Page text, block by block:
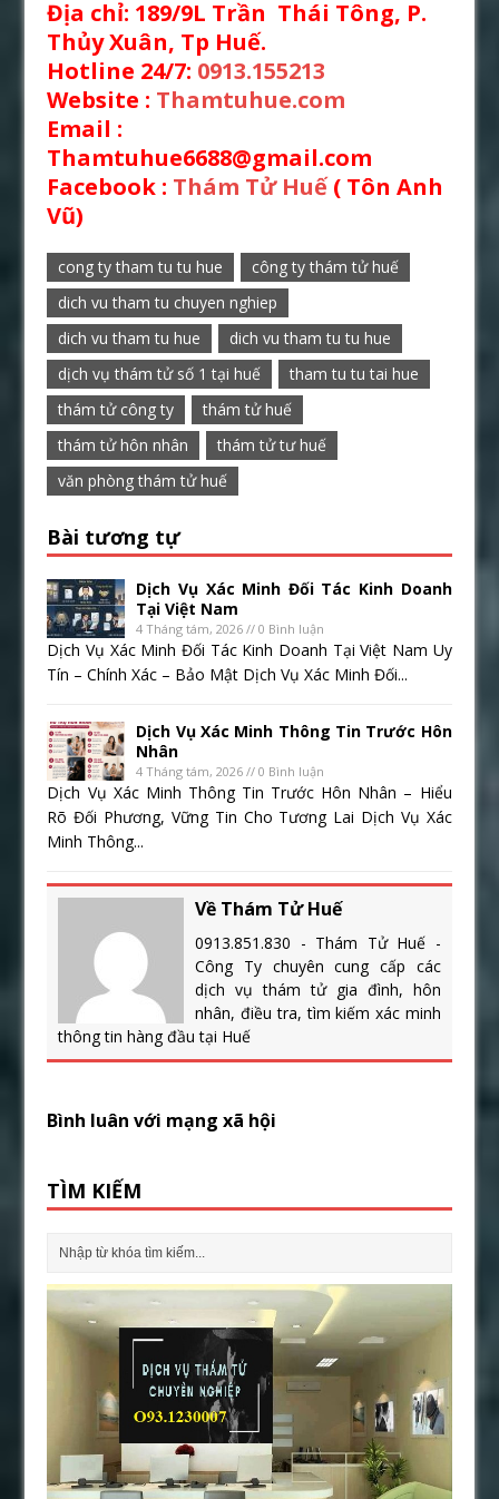
Địa chỉ: 189/9L Trần Thái Tông, P.
Thủy Xuân, Tp Huế.
Hotline 24/7: 0913.155213
Website : Thamtuhue.com
Email :
Thamtuhue6688@gmail.com
Facebook : Thám Tử Huế( Tôn Anh
Vũ)
cong ty tham tu tu hue
công ty thám tử huế
dich vu tham tu chuyen nghiep
dich vu tham tu hue
dich vu tham tu tu hue
dịch vụ thám tử số 1 tại huế
tham tu tu tai hue
thám tử công ty
thám tử huế
thám tử hôn nhân
thám tử tư huế
văn phòng thám tử huế
Bài tương tự
Dịch Vụ Xác Minh Đối Tác Kinh Doanh
Tại Việt Nam
4 Tháng tám, 2026 // 0 Bình luận
Dịch Vụ Xác Minh Đối Tác Kinh Doanh Tại Việt Nam Uy
Tín – Chính Xác – Bảo Mật Dịch Vụ Xác Minh Đối...
Dịch Vụ Xác Minh Thông Tin Trước Hôn
Nhân
4 Tháng tám, 2026 // 0 Bình luận
Dịch Vụ Xác Minh Thông Tin Trước Hôn Nhân – Hiểu
Rõ Đối Phương, Vững Tin Cho Tương Lai Dịch Vụ Xác
Minh Thông...
Về Thám Tử Huế
0913.851.830 - Thám Tử Huế -
Công Ty chuyên cung cấp các
dịch vụ thám tử gia đình, hôn
nhân, điều tra, tìm kiếm xác minh
thông tin hàng đầu tại Huế
Bình luân với mạng xã hội
TÌM KIẾM